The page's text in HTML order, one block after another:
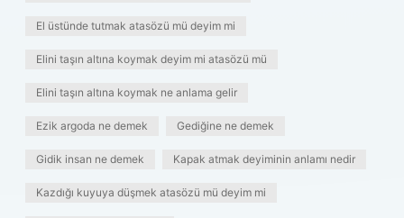
El üstünde tutmak atasözü mü deyim mi
Elini taşın altına koymak deyim mi atasözü mü
Elini taşın altına koymak ne anlama gelir
Ezik argoda ne demek Gediğine ne demek
Gidik insan ne demek Kapak atmak deyiminin anlamı nedir
Kazdığı kuyuya düşmek atasözü mü deyim mi